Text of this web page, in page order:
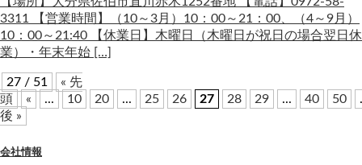
3311 【営業時間】（10～3月）10：00～21：00、（4～9月）
10：00～21:40 【休業日】木曜日（木曜日が祝日の場合翌日休
業）・年末年始 […]
27 / 51
« 先
頭
« ... 10 20 ... 25 26 27 28 29 ... 40 50
後 »
会社情報